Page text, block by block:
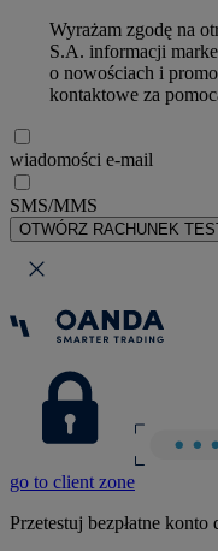
Wyrażam zgodę na
S.A. informacji
o nowościach i
kontaktowe za
wiadomości e-mail
SMS/MMS
OTWÓRZ RACHUNEK
go to client zone
Przetestuj bezpłatne